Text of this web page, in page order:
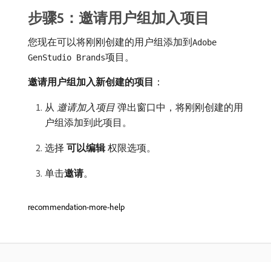
步骤5：邀请用户组加入项目
您现在可以将刚刚创建的用户组添加到Adobe
GenStudio Brands项目。
邀请用户组加入新创建的项目 ：
从​ 邀请加入项目 ​弹出窗口中，将刚刚创建的用
户组添加到此项目。
选择​ 可以编辑​权限选项。
单击​邀请。
recommendation-more-help